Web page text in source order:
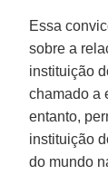
Essa
sobre a
instituição
chamado a
entanto,
instituição
do mundo